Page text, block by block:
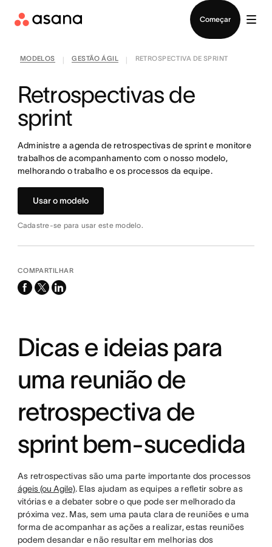
Começar
MODELOS GESTÃO ÁGIL RETROSPECTIVA DE SPRINT
Retrospectivas de
sprint
Administre a agenda de retrospectivas de sprint e monitore
trabalhos de acompanhamento com o nosso modelo,
melhorando o trabalho e os processos da equipe.
Usar o modelo
Cadastre-se para usar este modelo.
COMPARTILHAR
facebook
x-
linkedin
Dicas e ideias para
uma reunião de
retrospectiva de
sprint bem-sucedida
As retrospectivas são uma parte importante dos processos
ágeis (ou Agile). Elas ajudam as equipes a refletir sobre as
vitórias e a debater sobre o que pode ser melhorado da
próxima vez. Mas, sem uma pauta clara de reuniões e uma
forma de acompanhar as ações a realizar, estas reuniões
podem desandar e não resultar em melhorias dos